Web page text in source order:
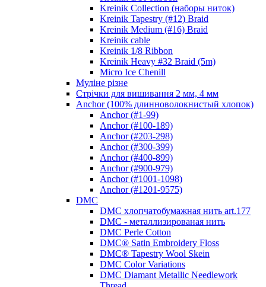
Kreinik Collection (наборы ниток)
Kreinik Tapestry (#12) Braid
Kreinik Medium (#16) Braid
Kreinik cable
Kreinik 1/8 Ribbon
Kreinik Heavy #32 Braid (5m)
Micro Ice Chenill
Муліне різне
Стрічки для вишивання 2 мм, 4 мм
Anchor (100% длинноволокнистый хлопок)
Anchor (#1-99)
Anchor (#100-189)
Anchor (#203-298)
Anchor (#300-399)
Anchor (#400-899)
Anchor (#900-979)
Anchor (#1001-1098)
Anchor (#1201-9575)
DMC
DMC хлопчатобумажная нить art.177
DMC - металлизированая нить
DMC Perle Cotton
DMC® Satin Embroidery Floss
DMC® Tapestry Wool Skein
DMC Color Variations
DMC Diamant Metallic Needlework